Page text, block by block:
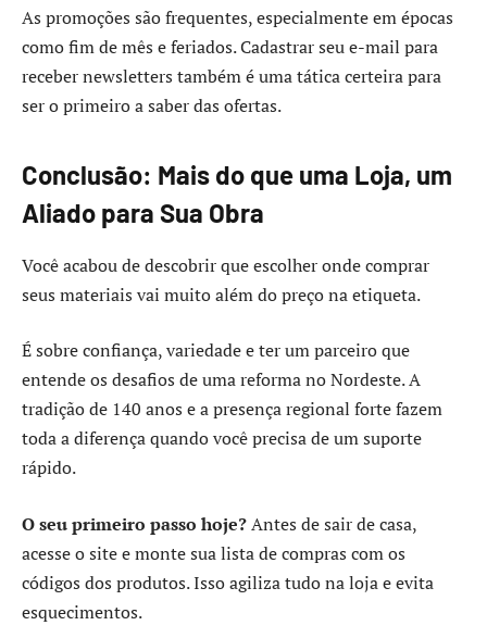
As promoções são frequentes, especialmente em épocas
como fim de mês e feriados. Cadastrar seu e-mail para
receber newsletters também é uma tática certeira para
ser o primeiro a saber das ofertas.
Conclusão: Mais do que uma Loja, um
Aliado para Sua Obra
Você acabou de descobrir que escolher onde comprar
seus materiais vai muito além do preço na etiqueta.
É sobre confiança, variedade e ter um parceiro que
entende os desafios de uma reforma no Nordeste. A
tradição de 140 anos e a presença regional forte fazem
toda a diferença quando você precisa de um suporte
rápido.
O seu primeiro passo hoje?Antes de sair de casa,
acesse o site e monte sua lista de compras com os
códigos dos produtos. Isso agiliza tudo na loja e evita
esquecimentos.